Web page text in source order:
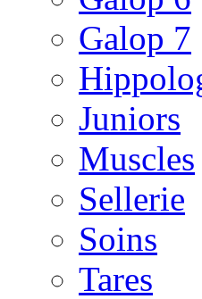
Galop 7
Juniors
Muscles
Sellerie
Soins
Tares